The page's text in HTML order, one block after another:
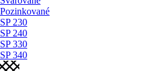
Pozinkované
SP 230
SP 240
SP 330
SP 340